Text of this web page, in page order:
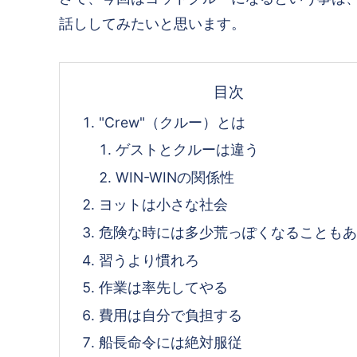
話ししてみたいと思います。
目次
"Crew"（クルー）とは
ゲストとクルーは違う
WIN-WINの関係性
ヨットは小さな社会
危険な時には多少荒っぽくなることも
習うより慣れろ
作業は率先してやる
費用は自分で負担する
船長命令には絶対服従